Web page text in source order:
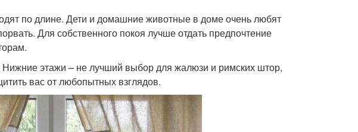
по длине. Дети и домашние животные в доме очень любят
Для собственного покоя лучше отдать предпочтение
этажи – не лучший выбор для жалюзи и римских штор,
вас от любопытных взглядов.